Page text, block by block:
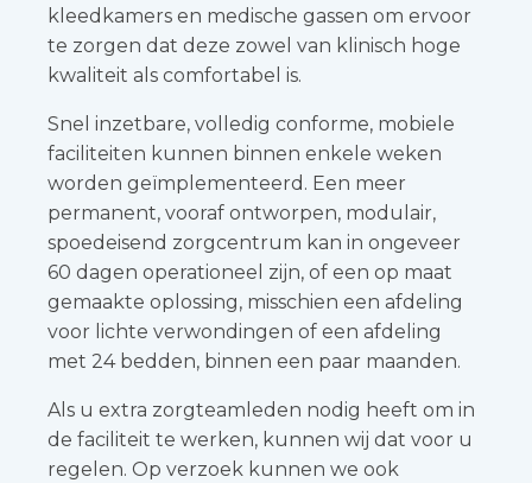
kleedkamers en medische gassen om ervoor
te zorgen dat deze zowel van klinisch hoge
kwaliteit als comfortabel is.
Snel inzetbare, volledig conforme, mobiele
faciliteiten kunnen binnen enkele weken
worden geïmplementeerd. Een meer
permanent, vooraf ontworpen, modulair,
spoedeisend zorgcentrum kan in ongeveer
60 dagen operationeel zijn, of een op maat
gemaakte oplossing, misschien een afdeling
voor lichte verwondingen of een afdeling
met 24 bedden, binnen een paar maanden.
Als u extra zorgteamleden nodig heeft om in
de faciliteit te werken, kunnen wij dat voor u
regelen. Op verzoek kunnen we ook